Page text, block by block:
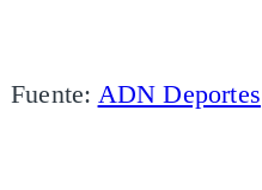
Fuente: ADN Deportes